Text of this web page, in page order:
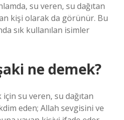
su veren, su dağıtan
kişi olarak da görünür. Bu
sık kullanılan isimler
ne demek?
su veren, su dağıtan
eden; Allah sevgisini ve